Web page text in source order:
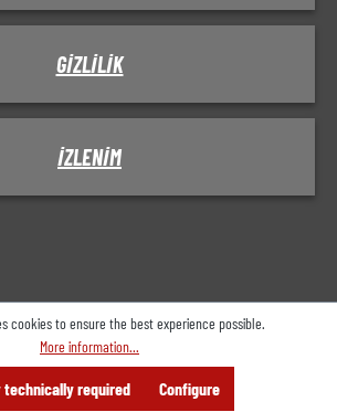
Search
Offer
GIZLILIK
IZLENIM
cookies to ensure the best experience possible.
More information...
technically required Configure